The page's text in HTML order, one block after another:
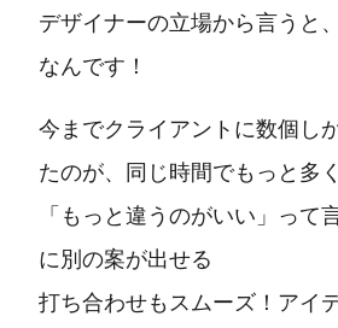
デザイナーの立場から言うと
なんです！
今までクライアントに数個し
たのが、同じ時間でもっと多
「もっと違うのがいい」って
に別の案が出せる
打ち合わせもスムーズ！アイ